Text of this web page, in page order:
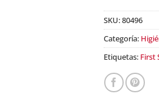
SKU:80496
Categoría:
Etiquetas: First